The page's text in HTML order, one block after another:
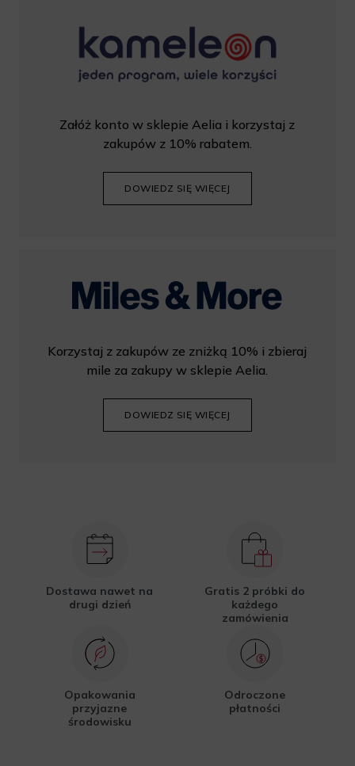
Załóż konto w sklepie Aelia i korzystaj z
zakupów z 10% rabatem.
DOWIEDZ SIĘ WIĘCEJ
Korzystaj z zakupów ze zniżką 10% i zbieraj
mile za zakupy w sklepie Aelia.
DOWIEDZ SIĘ WIĘCEJ
Dostawa nawet na
drugi dzień
Gratis 2 próbki do
każdego
zamówienia
Opakowania
przyjazne
środowisku
Odroczone
płatności